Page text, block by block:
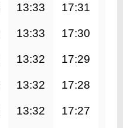
13:33 17:31
13:33 17:30
13:32 17:29
13:32 17:28
13:32 17:27